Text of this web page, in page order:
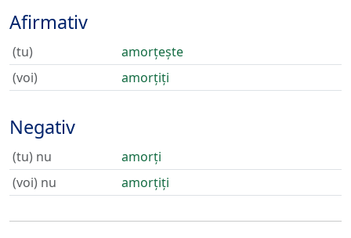
Afirmativ
(tu)
amorțește
(voi)
amorțiți
Negativ
(tu) nu
amorți
(voi) nu
amorțiți